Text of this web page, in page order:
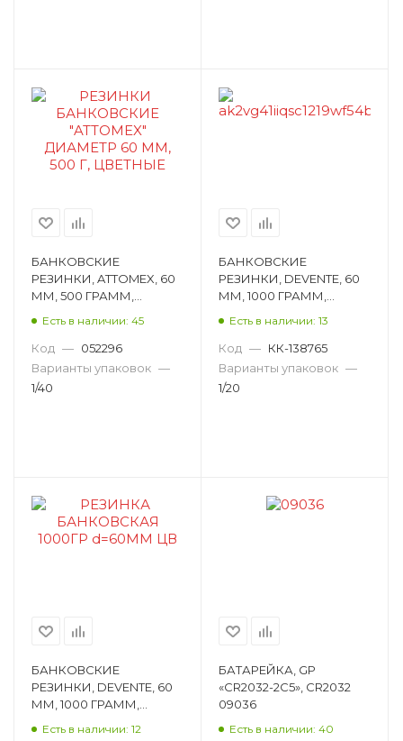
Клейкая лента упаковочная Клипборд
Кнопки канцелярские
Корзина для бумаг Короб архивный
Корректирующая лента
Краска штемпельная Куб-органайзер
Лезвия сменные Лоток для бумаг
Магнитно-мелковая доска
Набор клейкой декоративной ленты
Настольный набор
Оснастка автоматическая heavy-duty
Оснастка карманная
Пакет с клеевым клапаном
Папка архивная
БАНКОВСКИЕ
РЕЗИНКИ, ATTOMEX, 60
ММ, 500 ГРАММ,
Есть в наличии: 45
Код — 052296
Варианты упаковок —
1/40
БАНКОВСКИЕ
РЕЗИНКИ, DEVENTE, 60
ММ, 1000 ГРАММ,
Есть в наличии: 13
Код — КК-138765
Варианты упаковок —
1/20
БАНКОВСКИЕ
РЕЗИНКИ, DEVENTE, 60
ММ, 1000 ГРАММ,
Есть в наличии: 12
БАТАРЕЙКА, GP
«CR2032-2C5», CR2032
09036
Есть в наличии: 40